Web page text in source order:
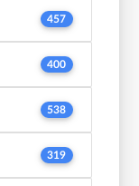
457
400
538
319